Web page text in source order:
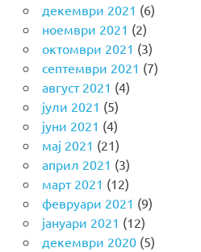
декември 2021 (6)
ноември 2021 (2)
октомври 2021 (3)
септември 2021 (7)
август 2021 (4)
јули 2021 (5)
јуни 2021 (4)
мај 2021 (21)
април 2021 (3)
март 2021 (12)
февруари 2021 (9)
јануари 2021 (12)
декември 2020(5)